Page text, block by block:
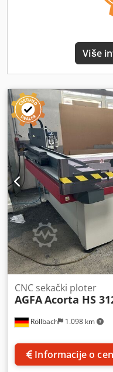
Više
Röllbach 1.098 km
CNC sekački ploter
AGFAAcorta HS
Informacije o